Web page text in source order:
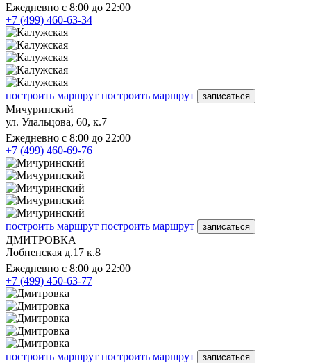
Ежедневно с 8:00 до 22:00
+7 (499) 460-63-34
построить маршрут построить маршрут записаться
Мичуринский
ул. Удальцова, 60, к.7
Ежедневно с 8:00 до 22:00
+7 (499) 460-69-76
построить маршрут построить маршрут записаться
ДМИТРОВКА
Лобненская д.17 к.8
Ежедневно с 8:00 до 22:00
+7 (499) 450-63-77
построить маршрут построить маршрут записаться